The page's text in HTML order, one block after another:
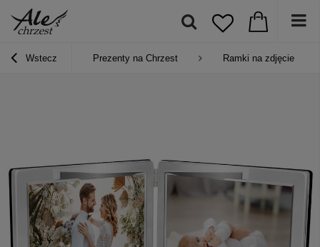
Wstecz Prezenty na Chrzest Ramki na zdjęcie